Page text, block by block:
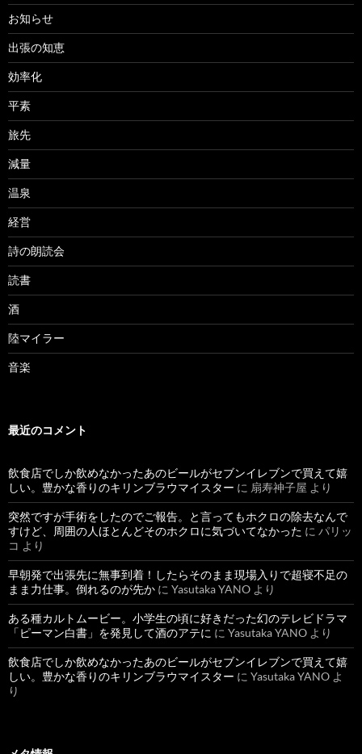
お知らせ
出張の知恵
効率化
平素
旅先
減量
温泉
経営
詩の朗読会
読書
酒
陸マイラー
音楽
最近のコメント
飲食店でしか飲めなかったあのビールがセブンイレブンで買えて嬉
しい。豊かな香りのキリンブラウマイスター に 扇寿神子屋 より
突然ですが手術をしたのでご報告。と言ってもホクロの除去なんで
すけど、周囲の人ほとんどそのホクロに気づいてなかった に パリッ
コ より
早朝発で出張先に無事到着！したらそのまま現場入りで超寝不足の
まま力仕事。倒れるのが先か に Yasutaka YANO より
ある種カルトムービー。小学生の頃に好きだった幻のテレビドラマ
「ピーマン白書」を発見して酒のアテに に Yasutaka YANO より
飲食店でしか飲めなかったあのビールがセブンイレブンで買えて嬉
しい。豊かな香りのキリンブラウマイスター に Yasutaka YANO よ
り